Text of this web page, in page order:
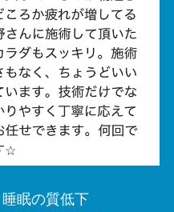
睡眠の質低下